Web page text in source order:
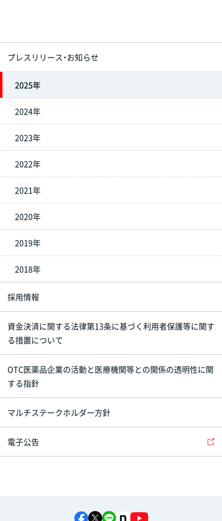
プレスリリース・お知らせ
2025年
2024年
2023年
2022年
2021年
2020年
2019年
2018年
採用情報
資金決済に関する法律第13条に基づく利用者保護等に関す
る措置について
OTC医薬品企業の活動と医療機関等との関係の透明性に関
する指針
マルチステークホルダー方針
電子公告